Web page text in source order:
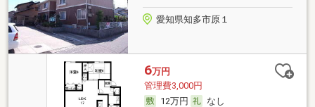
愛知県知多市原１
6万円
管理費3,000円
12万円
なし